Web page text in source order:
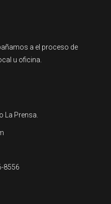
a el proceso de
u oficina.
La Prensa.
8556